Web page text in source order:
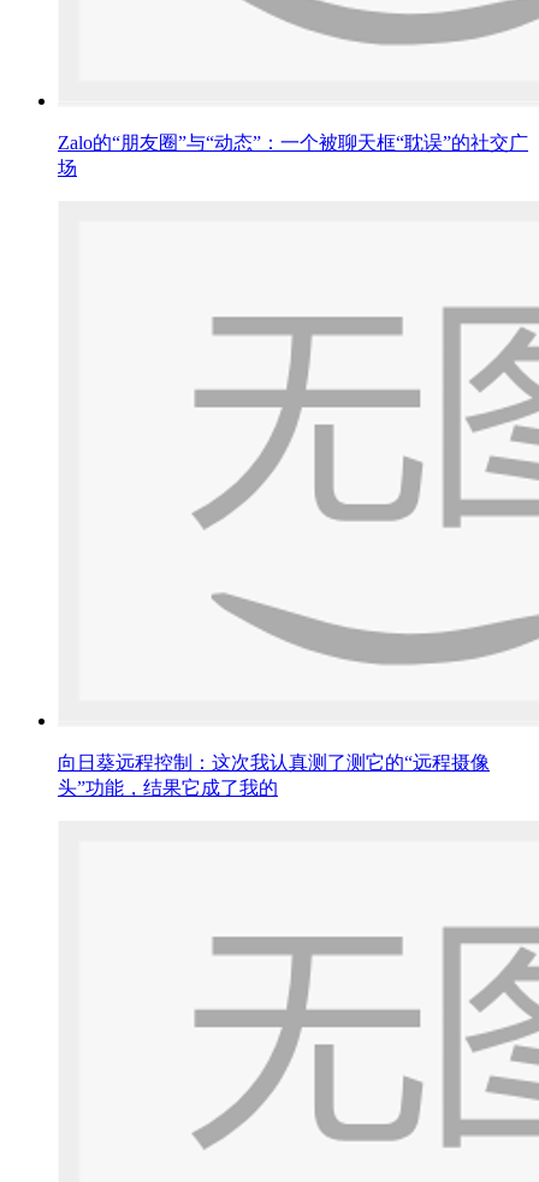
Zalo的“朋友圈”与“动态”：一个被聊天框“耽误”的社交广
场
向日葵远程控制：这次我认真测了测它的“远程摄像
头”功能，结果它成了我的